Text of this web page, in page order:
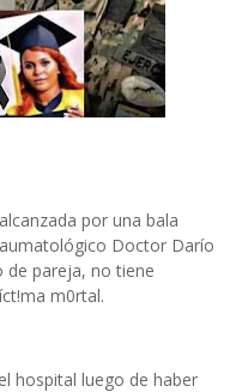
por una bala
Doctor Darío
de pareja, no tiene
m0rtal.
hospital luego de haber